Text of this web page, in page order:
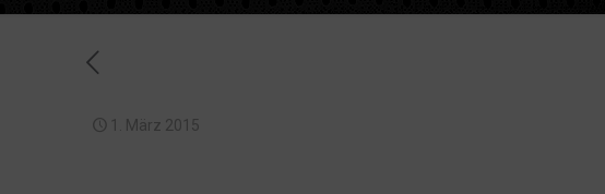
1. März 2015